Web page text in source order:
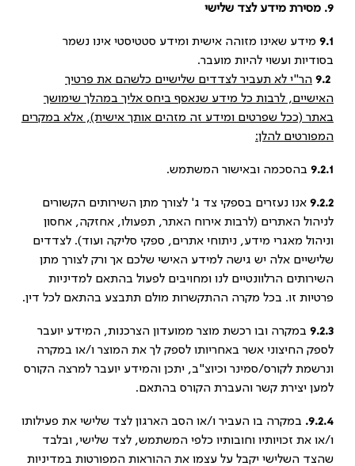
9. מסירת מידע לצד שלישי
9.1 מידע שאינו מזוהה אישית ומידע סטטיסטי אינו נשמר
בסודיות ועשוי להיות מועבר.
9.2 הר"י לא תעביר לצדדים שלישיים כלשהם את פרטיך
האישיים, לרבות כל מידע שנאסף ביחס אליך במהלך שימושך
באתר (ככל שפרטים ומידע זה מזהים אותך אישית), אלא במקרים
המפורטים להלן:
9.2.1 בהסכמה ובאישור המשתמש.
9.2.2 אנו נעזרים בספקי צד ג' לצורך מתן השירותים הקשורים
לניהול האתרים (לרבות אירוח האתר, תפעולו, אחזקה, אחסון
וניהול מאגרי מידע, ניתוחי אתרים, ספקי סליקה ועוד). לצדדים
שלישיים אלה יש גישה למידע האישי שלכם אך ורק לצורך מתן
השירותים הרלוונטיים לנו ומחויבים לפעול בהתאם למדיניות
פרטיות זו. בכל מקרה ההתקשרות מולם תתבצע בהתאם לכל דין.
9.2.3 במקרה ובו רכשת מוצר ממועדון הצרכנות, המידע יועבר
לספק החיצוני אשר באחריותו לספק לך את המוצר ו/או במקרה
ונרשמת לקורס/סמינר וכיוצ"ב, יתכן והמידע יועבר למרצה הקורס
למען יצירת קשר והעברת הקורס בהתאם.
9.2.4. במקרה בו העביר ו/או הסב הארגון לצד שלישי את פעילותו
ו/או את זכויותיו וחובותיו כלפי המשתמש, לצד שלישי, ובלבד
שהצד השלישי יקבל על עצמו את ההוראות המפורטות במדיניות